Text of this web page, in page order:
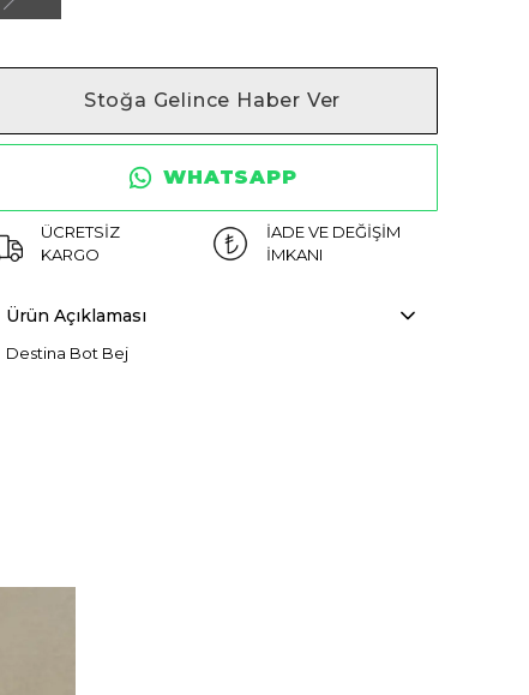
Stoğa Gelince Haber Ver
WHATSAPP
ÜCRETSİZ
KARGO
İADE VE DEĞİŞİM
İMKANI
Ürün Açıklaması
Destina Bot Bej